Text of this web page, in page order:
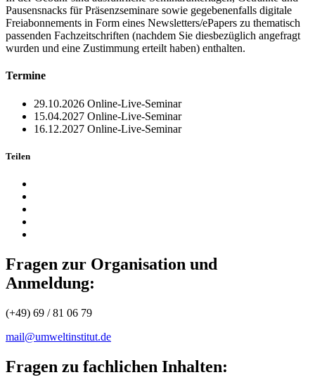
Pausensnacks für Präsenzseminare sowie gegebenenfalls digitale
Freiabonnements in Form eines Newsletters/ePapers zu thematisch
passenden Fachzeitschriften (nachdem Sie diesbezüglich angefragt
wurden und eine Zustimmung erteilt haben) enthalten.
Termine
29.10.2026 Online-Live-Seminar
15.04.2027 Online-Live-Seminar
16.12.2027 Online-Live-Seminar
Teilen
Fragen zur Organisation und
Anmeldung:
(+49) 69 / 81 06 79
mail@umweltinstitut.de
Fragen zu fachlichen Inhalten: